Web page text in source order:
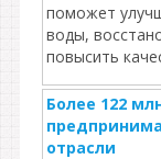
поможет
воды,
повысить
Более 122
отрасли